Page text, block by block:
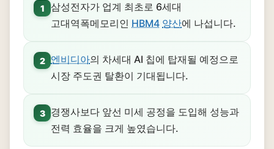
1
삼성전자가 업계 최초로 6세대
고대역폭메모리인 HBM4 양산에 나섭니다.
2 엔비디아의 차세대 AI 칩에 탑재될 예정으로
시장 주도권 탈환이 기대됩니다.
3
경쟁사보다 앞선 미세 공정을 도입해 성능과
전력 효율을 크게 높였습니다.